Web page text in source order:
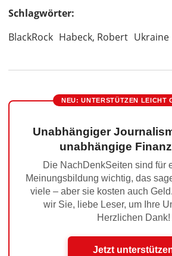
Schlagwörter:
BlackRock Habeck, Robert Ukraine
NEU: UNTERSTÜTZEN LEICHT
Unabhängiger
unabhängige
Die NachDenkSeiten sind für
Meinungsbildung wichtig, das
viele – aber sie kosten auch
wir Sie, liebe Leser, um Ihre
Herzlichen Dank!
Jetzt